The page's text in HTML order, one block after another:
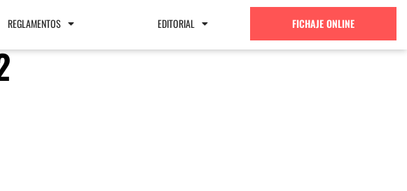
REGLAMENTOS EDITORIAL FICHAJE ONLINE